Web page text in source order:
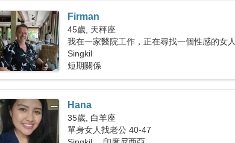
Firman
45歲, 天秤座
我在一家醫院工作，正在尋找一個性感的女人
Singkil
短期關係
Hana
35歲, 白羊座
單身女人找老公 40-47